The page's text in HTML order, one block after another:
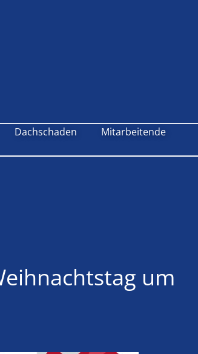
Dachschaden Mitarbeitende
um